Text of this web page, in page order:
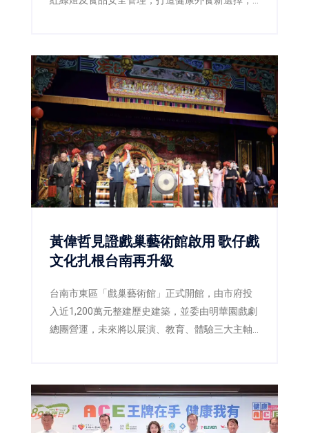
黃偉哲見證戲巢藝術館啟用 歌仔戲
文化扎根台南再升級
台南市東區「戲巢藝術館」正式開館，由市府投
入近1,200萬元整建歷史建築，並委由明華園戲劇
總團營運，未來將以展演、教育、體驗三大主軸